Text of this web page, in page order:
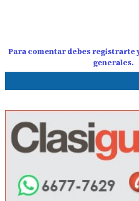
Para comentar debes registrarte
generales.